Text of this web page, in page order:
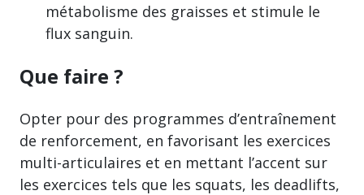
métabolisme des graisses et stimule le
flux sanguin.
Que faire ?
Opter pour des programmes d’entraînement
de renforcement, en favorisant les exercices
multi-articulaires et en mettant l’accent sur
les exercices tels que les squats, les deadlifts,